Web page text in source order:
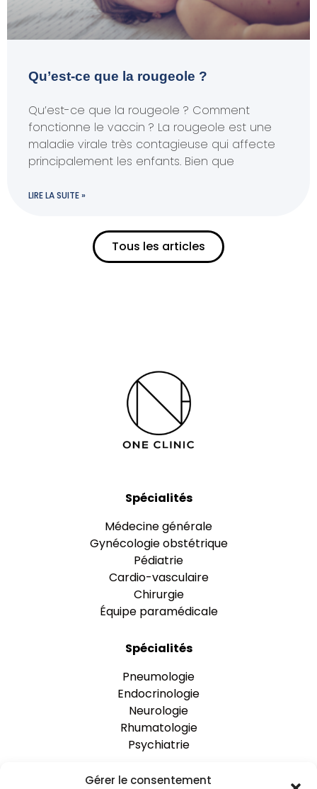
Gérer le consentement
Qu’est-ce que la rougeole ?
Qu’est-ce que la rougeole ? Comment
fonctionne le vaccin ? La rougeole est une
maladie virale très contagieuse qui affecte
principalement les enfants. Bien que
LIRE LA SUITE »
Tous les articles
Spécialités
Médecine générale
Gynécologie obstétrique
Pédiatrie
Cardio-vasculaire
Chirurgie
Équipe paramédicale
Spécialités
Pneumologie
Endocrinologie
Neurologie
Rhumatologie
Psychiatrie
One Clinic